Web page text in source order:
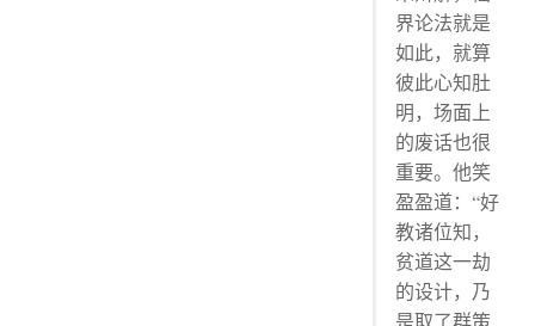
界论法就是
如此，就算
彼此心知肚
明，场面上
的废话也很
重要。他笑
盈盈道：“好
教诸位知，
贫道这一劫
的设计，乃
是取了群策